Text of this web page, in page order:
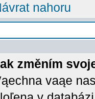
nahoru
změním
vaąe